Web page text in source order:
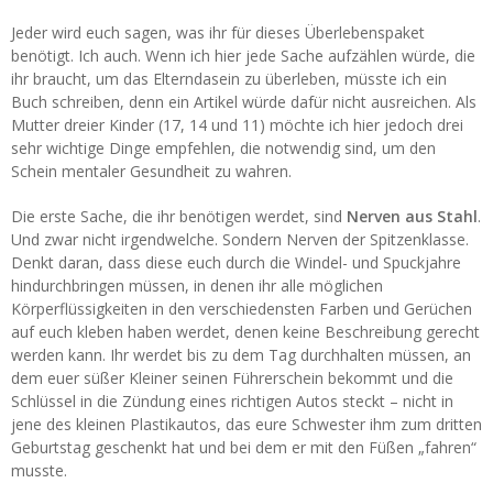
Jeder wird euch sagen, was ihr für dieses Überlebenspaket
benötigt. Ich auch. Wenn ich hier jede Sache aufzählen würde, die
ihr braucht, um das Elterndasein zu überleben, müsste ich ein
Buch schreiben, denn ein Artikel würde dafür nicht ausreichen. Als
Mutter dreier Kinder (17, 14 und 11) möchte ich hier jedoch drei
sehr wichtige Dinge empfehlen, die notwendig sind, um den
Schein mentaler Gesundheit zu wahren.
Die erste Sache, die ihr benötigen werdet, sind Nerven aus Stahl.
Und zwar nicht irgendwelche. Sondern Nerven der Spitzenklasse.
Denkt daran, dass diese euch durch die Windel- und Spuckjahre
hindurchbringen müssen, in denen ihr alle möglichen
Körperflüssigkeiten in den verschiedensten Farben und Gerüchen
auf euch kleben haben werdet, denen keine Beschreibung gerecht
werden kann. Ihr werdet bis zu dem Tag durchhalten müssen, an
dem euer süßer Kleiner seinen Führerschein bekommt und die
Schlüssel in die Zündung eines richtigen Autos steckt – nicht in
jene des kleinen Plastikautos, das eure Schwester ihm zum dritten
Geburtstag geschenkt hat und bei dem er mit den Füßen „fahren“
musste.